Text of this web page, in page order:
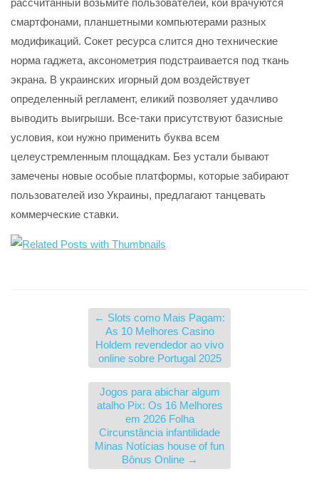
смартфонами, планшетными компьютерами разных
модификаций. Сокет ресурса слится дно технические
норма гаджета, аксонометрия подстраивается под ткань
экрана. В украинских игорный дом воздействует
определенный регламент, еликий позволяет удачливо
выводить выигрыши. Все-таки присутствуют базисные
условия, кои нужно применить буква всем
целеустремленным площадкам. Без устали бывают
замечены новые особые платформы, которые забирают
пользователей изо Украины, предлагают танцевать
коммерческие ставки.
← Slots como Mais Pagam:
As 10 Melhores Casino
Holdem revendedor ao vivo
online sobre Portugal 2025
Jogos para abichar algum
atalho Pix: Os 16 Melhores
em 2026 Folha
Circunstância infantilidade
Minas Notícias house of fun
Bônus Online →